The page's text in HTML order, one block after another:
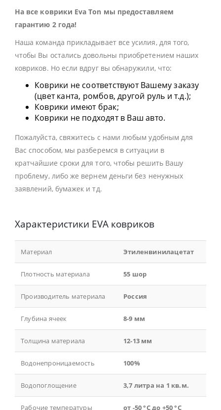
На все коврики Eva Ton мы предоставляем
гарантию 2 года!
Наша команда прикладывает все усилия, для того,
чтобы Вы остались довольны приобретением наших
ковриков. Но если вдруг вы обнаружили, что:
Коврики не соответствуют Вашему заказу
(цвет канта, ромбов, другой руль и т.д.);
Коврики имеют брак;
Коврики не подходят в Ваш авто.
Пожалуйста, свяжитесь с нами любым удобным для
Вас способом, мы разберемся в ситуации в
кратчайшие сроки для того, чтобы решить Вашу
проблему, либо же вернем деньги без ненужных
заявлений, бумажек и тд.
Характеристики EVA ковриков
Материал Этиленвинилацетат
Плотность материала 55 шор
Производитель материала Россия
Глубина ячеек 8-9 мм
Толщина материала 12-13 мм
Водонепроницаемость 100%
Водопоглощение 3,7 литра на 1 кв.м.
Рабочие температуры от -50 °С до +50 °С